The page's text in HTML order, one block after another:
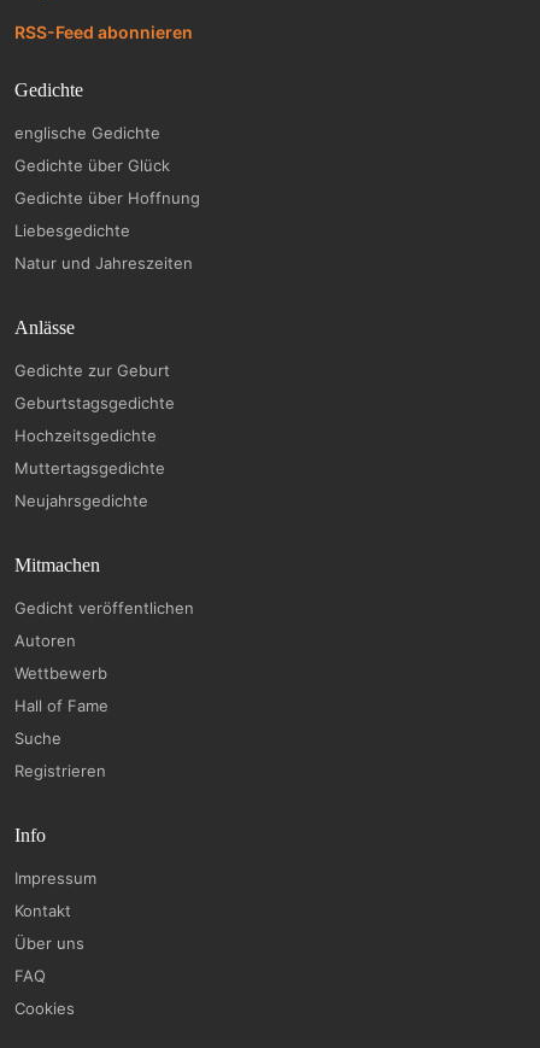
RSS-Feed abonnieren
Gedichte
englische Gedichte
Gedichte über Glück
Gedichte über Hoffnung
Liebesgedichte
Natur und Jahreszeiten
Anlässe
Gedichte zur Geburt
Geburtstagsgedichte
Hochzeitsgedichte
Muttertagsgedichte
Neujahrsgedichte
Mitmachen
Gedicht veröffentlichen
Autoren
Wettbewerb
Hall of Fame
Suche
Registrieren
Info
Impressum
Kontakt
Über uns
FAQ
Cookies